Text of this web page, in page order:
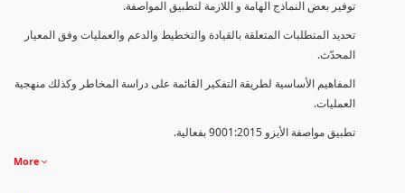
توفير بعض النماذج الهامة و اللازمة لتطبيق المواصفة.
تحديد المتطلبات المتعلقة بالقيادة والتخطيط والدعم والعمليات وفق المعيار
المحدّث.
المفاهيم الأساسية لطريقة التفكير القائمة على دراسة المخاطر وكذلك منهجية
العمليات.
تطبيق مواصفة الأيزو 9001:2015 بفعالية.
More